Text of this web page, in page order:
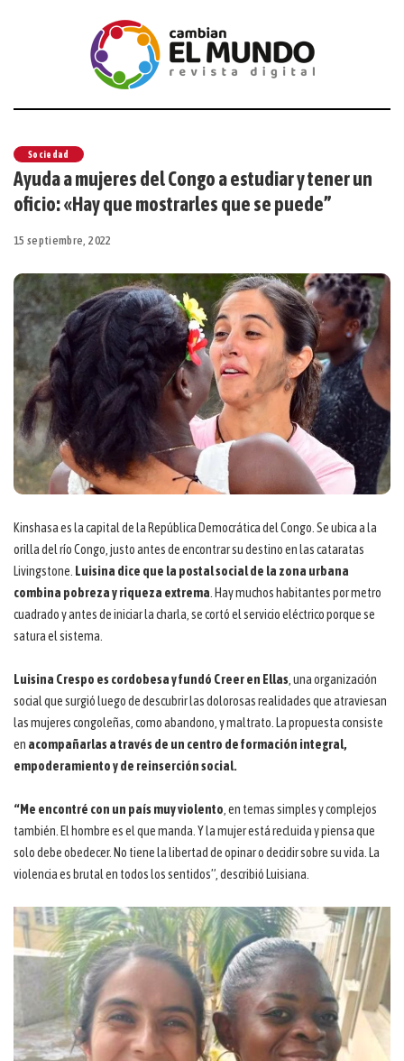
Sociedad
Ayuda a mujeres del Congo a estudiar y tener un
oficio: «Hay que mostrarles que se puede”
15 septiembre, 2022
Kinshasa es la capital de la República Democrática del Congo. Se ubica a la
orilla del río Congo, justo antes de encontrar su destino en las cataratas
Livingstone. Luisina dice que la postal social de la zona urbana
combina pobreza y riqueza extrema. Hay muchos habitantes por metro
cuadrado y antes de iniciar la charla, se cortó el servicio eléctrico porque se
satura el sistema.
Luisina Crespo es cordobesa y fundó Creer en Ellas, una organización
social que surgió luego de descubrir las dolorosas realidades que atraviesan
las mujeres congoleñas, como abandono, y maltrato. La propuesta consiste
en acompañarlas a través de un centro de formación integral,
empoderamiento y de reinserción social.
“Me encontré con un país muy violento, en temas simples y complejos
también. El hombre es el que manda. Y la mujer está recluida y piensa que
solo debe obedecer. No tiene la libertad de opinar o decidir sobre su vida. La
violencia es brutal en todos los sentidos”, describió Luisiana.